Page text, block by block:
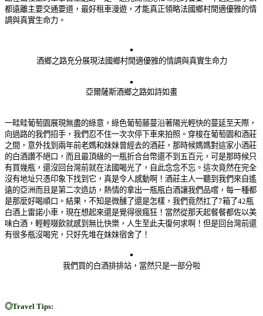
都遠離主要交通要道，最好租車漫遊，才能真正領略法國鄉村閒適優雅的情
調與真實生命力。
酒鄉之路充分展現法國鄉村閒適優雅的情調與真實生命力
亞爾薩斯酒鄉之路如詩如畫
一畦畦葡萄園展現無盡的綠意， 綠色葡萄藤蔓沿著陽光輕快的蔓延至天際，
向過路的我們招手，我們忍不住一次次停下車來拍照。 穿梭在葡萄園和酒莊
之間，意外找到兩年前老媽和妹妹曾經去的酒莊，那時候媽媽對這家小酒莊
的白酒讚不絕口，而且最頂級的一瓶折合台幣還不到五百元，可是那時候只
有買幾瓶，還沒回台灣前就在法國喝光了，自此念念不忘。這次竟然在完全
沒有地址只憑印象下找到它，真是令人感動啊！酒莊主人一聽到我們來自遙
遠的亞洲而且是第二次造訪，熱情的拿出一瓶瓶白酒讓我們品嚐，每一種都
是那麼好喝順口。結果，不知是微醺了還是怎樣，我們竟然扛了7箱了42瓶
白酒上雷諾小車，現在想起來還是覺得很瘋狂！當然從那天起餐餐都佐以美
味白酒，輕輕啜飲就感到無比快樂，人生至此夫復何求啊！但是回台灣前還
有很多瓶沒喝完，只好先堆在妹妹宿舍了！
我們買的白酒排排站，當然只是一部分啦
◎Travel Tips: